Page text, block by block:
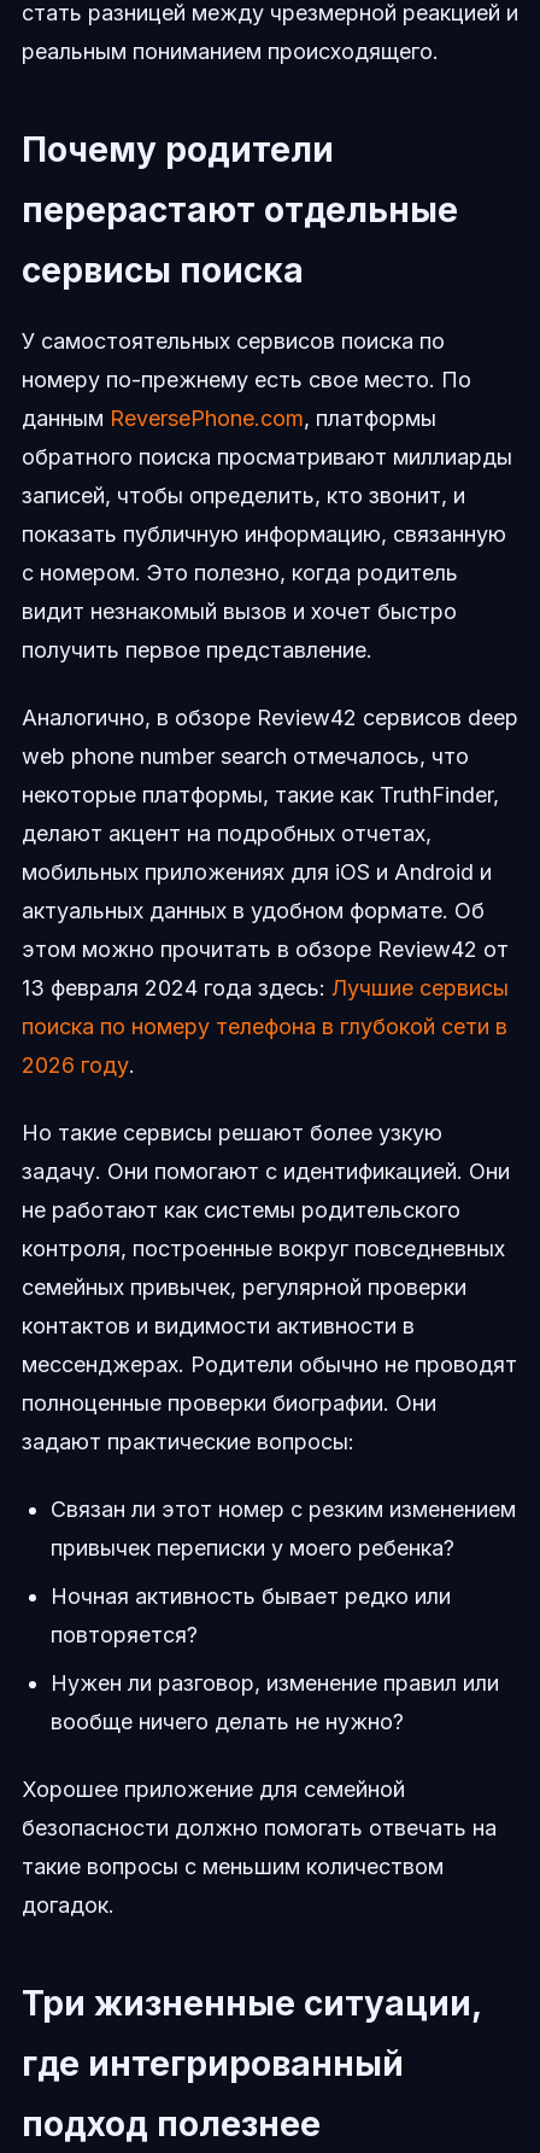
стать разницей между чрезмерной реакцией и
реальным пониманием происходящего.
Почему родители
перерастают отдельные
сервисы поиска
У самостоятельных сервисов поиска по
номеру по-прежнему есть свое место. По
данным ReversePhone.com, платформы
обратного поиска просматривают миллиарды
записей, чтобы определить, кто звонит, и
показать публичную информацию, связанную
с номером. Это полезно, когда родитель
видит незнакомый вызов и хочет быстро
получить первое представление.
Аналогично, в обзоре Review42 сервисов deep
web phone number search отмечалось, что
некоторые платформы, такие как TruthFinder,
делают акцент на подробных отчетах,
мобильных приложениях для iOS и Android и
актуальных данных в удобном формате. Об
этом можно прочитать в обзоре Review42 от
13 февраля 2024 года здесь: Лучшие сервисы
поиска по номеру телефона в глубокой сети в
2026 году.
Но такие сервисы решают более узкую
задачу. Они помогают с идентификацией. Они
не работают как системы родительского
контроля, построенные вокруг повседневных
семейных привычек, регулярной проверки
контактов и видимости активности в
мессенджерах. Родители обычно не проводят
полноценные проверки биографии. Они
задают практические вопросы:
Связан ли этот номер с резким изменением
привычек переписки у моего ребенка?
Ночная активность бывает редко или
повторяется?
Нужен ли разговор, изменение правил или
вообще ничего делать не нужно?
Хорошее приложение для семейной
безопасности должно помогать отвечать на
такие вопросы с меньшим количеством
догадок.
Три жизненные ситуации,
где интегрированный
подход полезнее